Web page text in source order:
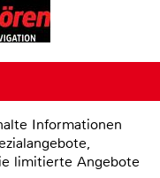
Informationen
limitierte Angebote